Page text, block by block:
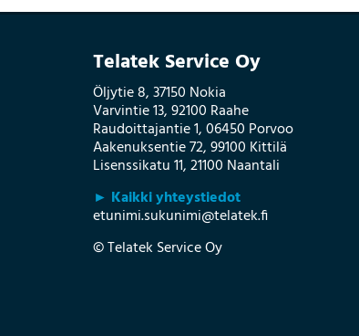
Telatek Service Oy
Öljytie 8, 37150 Nokia
Varvintie 13, 92100 Raahe
Raudoittajantie 1, 06450 Porvoo
Aakenuksentie 72, 99100 Kittilä
Lisenssikatu 11, 21100 Naantali
► Kaikki yhteystiedot
etunimi.sukunimi@telatek.fi
© Telatek Service Oy